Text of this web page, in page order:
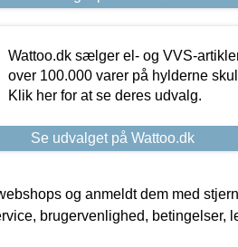
Wattoo.dk sælger el- og VVS-
over 100.000 varer på hylderne
Klik her for at se deres udvalg.
Se udvalget på Wattoo.dk
og anmeldt dem med
brugervenlighed, betingelser,